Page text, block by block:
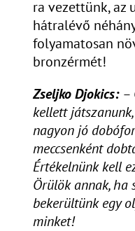
ra vezettünk, az
hátralévő
folyamatosan
bronzérmét!
Zseljko Djokics:–
kellett
nagyon jó
meccsenként
Értékelnünk kell
Örülök annak, ha
bekerültünk egy
minket!